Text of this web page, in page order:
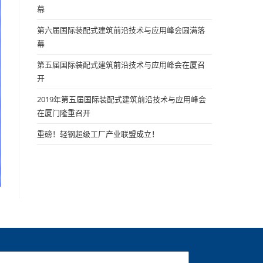
幕
第六届国际装配式建筑前沿技术与应用峰会圆满落
幕
第五届国际装配式建筑前沿技术与应用峰会在厦召
开
2019年第五届国际装配式建筑前沿技术与应用峰会
在厦门隆重召开
重磅！轻钢超级工厂产业联盟成立！